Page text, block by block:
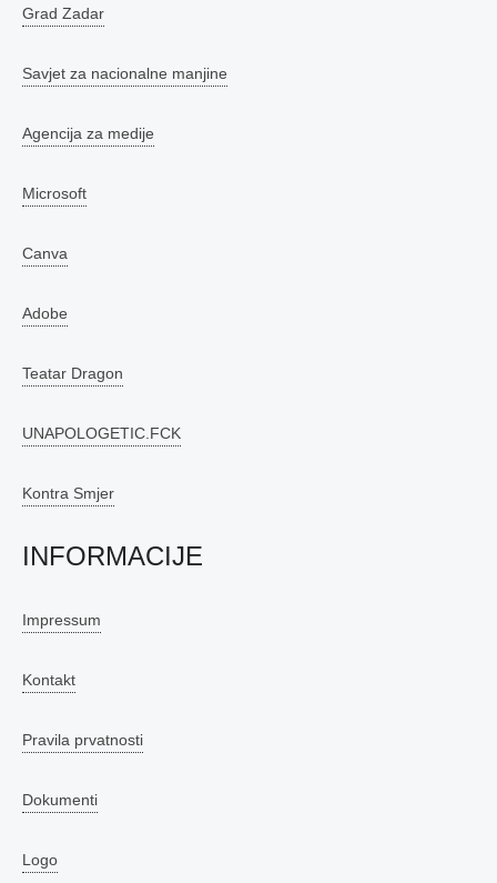
Grad Zadar
Savjet za nacionalne manjine
Agencija za medije
Microsoft
Canva
Adobe
Teatar Dragon
UNAPOLOGETIC.FCK
Kontra Smjer
INFORMACIJE
Impressum
Kontakt
Pravila prvatnosti
Dokumenti
Logo